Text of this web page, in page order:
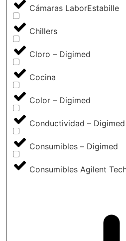
Cámaras LaborEstabille
Chillers
Cloro – Digimed
Cocina
Color – Digimed
Conductividad – Digimed
Consumibles – Digimed
Consumibles Agilent